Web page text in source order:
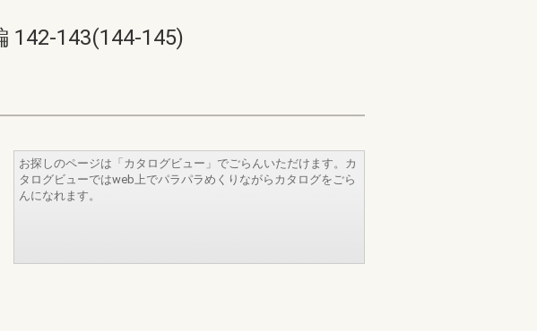
142-143(144-145)
お探しのページは「カタログビュー」でごらんいただけます。カ
タログビューではweb上でパラパラめくりながらカタログをごら
んになれます。